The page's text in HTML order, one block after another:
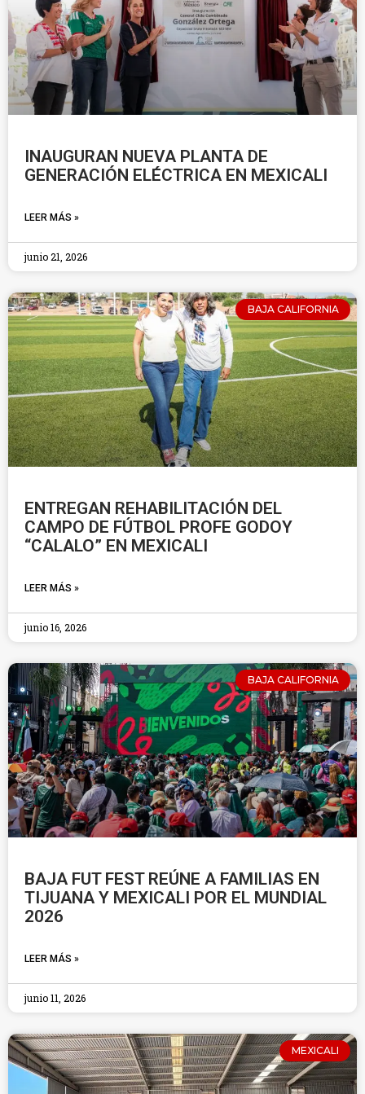
INAUGURAN NUEVA PLANTA DE
GENERACIÓN ELÉCTRICA EN MEXICALI
LEER MÁS »
junio 21, 2026
BAJA CALIFORNIA
ENTREGAN REHABILITACIÓN DEL
CAMPO DE FÚTBOL PROFE GODOY
“CALALO” EN MEXICALI
LEER MÁS »
junio 16, 2026
BAJA CALIFORNIA
BAJA FUT FEST REÚNE A FAMILIAS EN
TIJUANA Y MEXICALI POR EL MUNDIAL
2026
LEER MÁS »
junio 11, 2026
MEXICALI